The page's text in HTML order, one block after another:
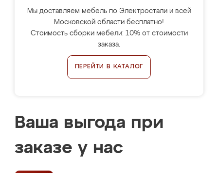
Мы доставляем мебель по Электростали и всей
Московской области бесплатно!
Стоимость сборки мебели: 10% от стоимости
заказа.
ПЕРЕЙТИ В КАТАЛОГ
Ваша выгода при
заказе у нас